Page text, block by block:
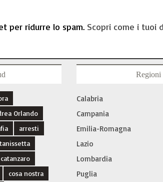
per ridurre lo spam. Scopri come i tuoi
Orlando
arresti
catanzaro
cosa nostra
Regioni
Calabria
Campania
Emilia-Romagna
Lazio
Lombardia
Puglia